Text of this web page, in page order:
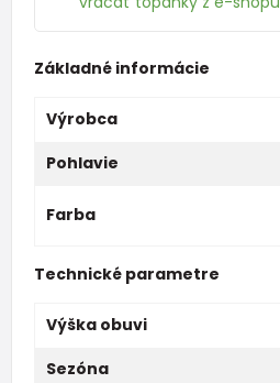
Základné informácie
Výrobca
Pohlavie
Farba
Technické parametre
Výška obuvi
Sezóna